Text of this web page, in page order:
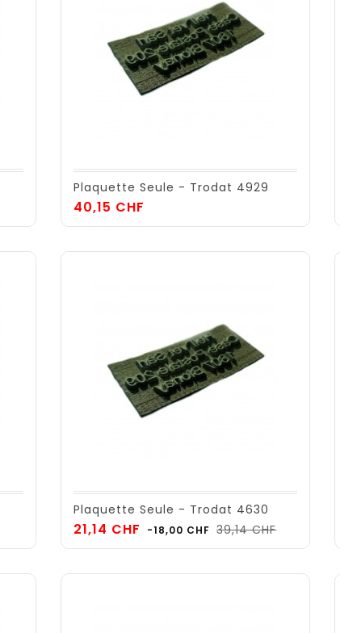
Plaquette Seule - Trodat 4929
40,15 CHF
Plaquette Seule - Trodat 4630
21,14 CHF Prix
de
-18,00 CHF 39,14 CHFPrix